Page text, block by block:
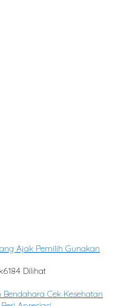
Ajak Pemilih Gunakan
6184 Dilihat
Cek Kesehatan